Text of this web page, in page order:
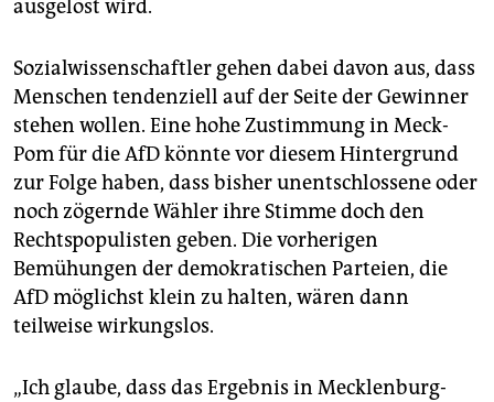
ausgelöst wird.
Sozialwissenschaftler gehen dabei davon aus, dass
Menschen tendenziell auf der Seite der Gewinner
stehen wollen. Eine hohe Zustimmung in Meck-
Pom für die AfD könnte vor diesem Hintergrund
zur Folge haben, dass bisher unentschlossene oder
noch zögernde Wähler ihre Stimme doch den
Rechtspopulisten geben. Die vorherigen
Bemühungen der demokratischen Parteien, die
AfD möglichst klein zu halten, wären dann
teilweise wirkungslos.
„Ich glaube, dass das Ergebnis in Mecklenburg-